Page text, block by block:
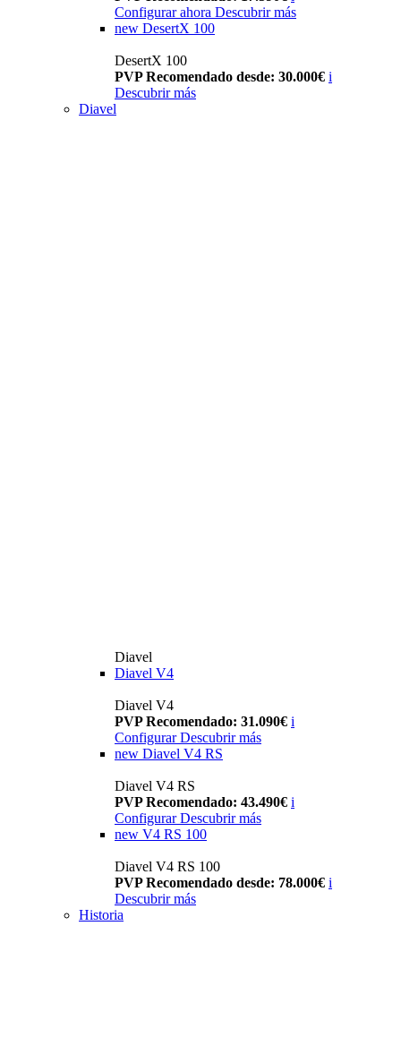
Configurar ahora Descubrir más
new DesertX 100
DesertX 100
PVP Recomendado desde: 30.000€ i
Descubrir más
Diavel
Diavel
Diavel V4
Diavel V4
PVP Recomendado: 31.090€ i
Configurar Descubrir más
new Diavel V4 RS
Diavel V4 RS
PVP Recomendado: 43.490€ i
Configurar Descubrir más
new V4 RS 100
Diavel V4 RS 100
PVP Recomendado desde: 78.000€ i
Descubrir más
Historia